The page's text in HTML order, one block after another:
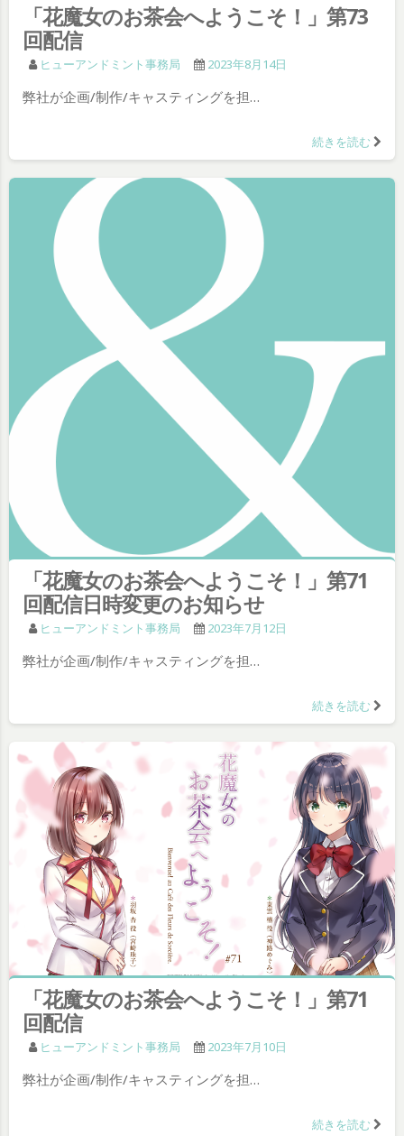
「花魔女のお茶会へようこそ！」第73
回配信
ヒューアンドミント事務局 2023年8月14日
弊社が企画/制作/キャスティングを担…
続きを読む
「花魔女のお茶会へようこそ！」第71
回配信日時変更のお知らせ
ヒューアンドミント事務局 2023年7月12日
弊社が企画/制作/キャスティングを担…
続きを読む
「花魔女のお茶会へようこそ！」第71
回配信
ヒューアンドミント事務局 2023年7月10日
弊社が企画/制作/キャスティングを担…
続きを読む